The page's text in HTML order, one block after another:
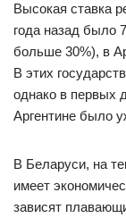
Высокая ставка
года назад было
больше 30%), в
В этих
однако в первых
Аргентине было
В Беларуси, на
имеет
зависят